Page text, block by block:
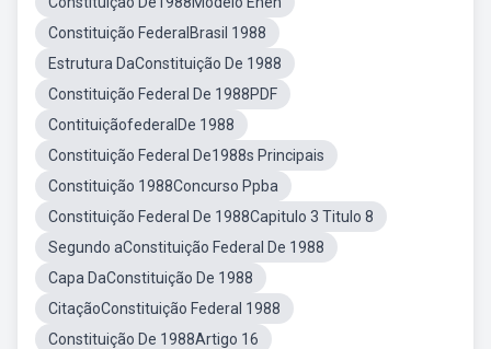
Constituição FederalBrasil 1988
Estrutura DaConstituição De 1988
Constituição Federal De 1988PDF
ContituiçãofederalDe 1988
Constituição Federal De1988s Principais
Constituição 1988Concurso Ppba
Constituição Federal De 1988Capitulo 3 Titulo 8
Segundo aConstituição Federal De 1988
Capa DaConstituição De 1988
CitaçãoConstituição Federal 1988
Constituição De 1988Artigo 16